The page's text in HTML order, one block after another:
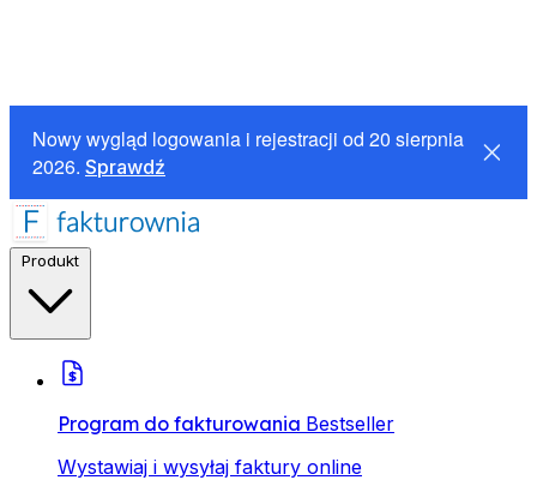
Nowy wygląd logowania i rejestracji od 20 sierpnia
2026. Sprawdź
Program do fakturowania Bestseller
Wystawiaj i wysyłaj faktury online